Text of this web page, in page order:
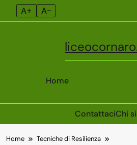
A+ A–
Home
ContattaciChi
toHome
Tecniche di Resilienza